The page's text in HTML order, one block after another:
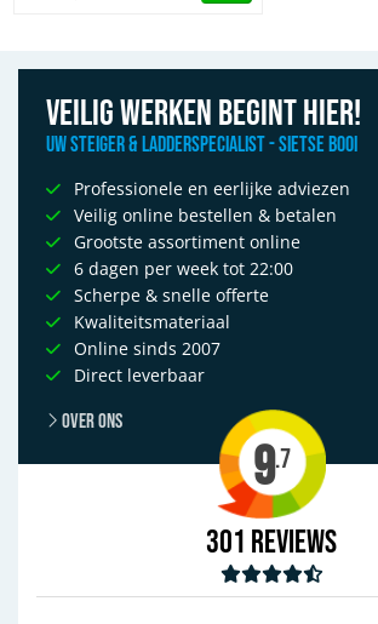
Veilig werken begint hier!
Uw Steiger & Ladderspecialist - Sietse Booi
Professionele en eerlijke adviezen
Veilig online bestellen & betalen
Grootste assortiment online
6 dagen per week tot 22:00
Scherpe & snelle offerte
Kwaliteitsmateriaal
Online sinds 2007
Direct leverbaar
Over ons
9.7
301 Reviews